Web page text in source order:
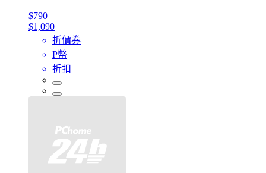
$790
$1,090
折價券
P幣
折扣